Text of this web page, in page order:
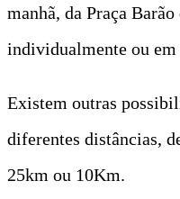
manhã, da Praça
individualmente ou em
Existem outras
diferentes distâncias,
25km ou 10Km.